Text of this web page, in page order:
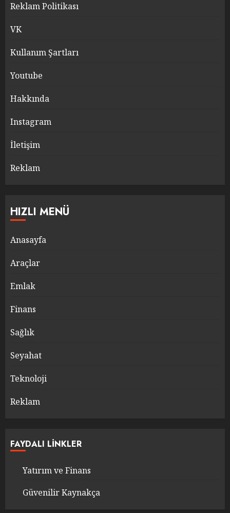
Reklam Politikası
VK
Kullanım Şartları
Youtube
Hakkında
Instagram
İletişim
Reklam
HIZLI MENÜ
Anasayfa
Araçlar
Emlak
Finans
Sağlık
Seyahat
Teknoloji
Reklam
FAYDALI LINKLER
Yatırım ve Finans
Güvenilir Kaynakça